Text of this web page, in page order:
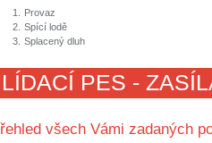
1.
Provaz
2. Spící lodě
3. Splacený dluh
PES -
všech Vámi zadaných